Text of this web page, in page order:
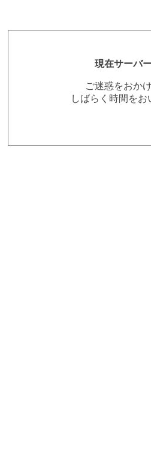
現在サーバ
ご迷惑をおか
しばらく時間を